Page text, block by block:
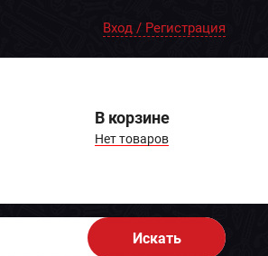
Вход / Регистрация
В корзине
Нет товаров
Искать